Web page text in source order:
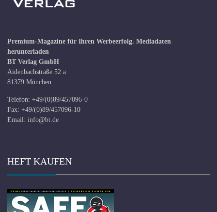
Premium-Magazine für Ihren Werbeerfolg. Mediadaten
herunterladen
BT Verlag GmbH
Aidenbachstraße 52 a
81379 München
Telefon: +49/(0)89/457096-0
Fax: +49/(0)89/457096-10
Email: info@bt.de
HEFT KAUFEN